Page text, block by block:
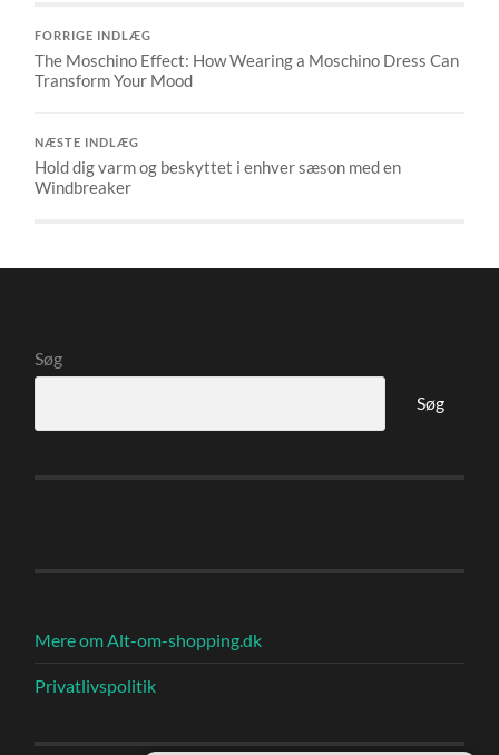
FORRIGE INDLÆG
The Moschino Effect: How Wearing a Moschino Dress Can
Transform Your Mood
NÆSTE INDLÆG
Hold dig varm og beskyttet i enhver sæson med en
Windbreaker
Søg
Søg
Mere om Alt-om-shopping.dk
Privatlivspolitik